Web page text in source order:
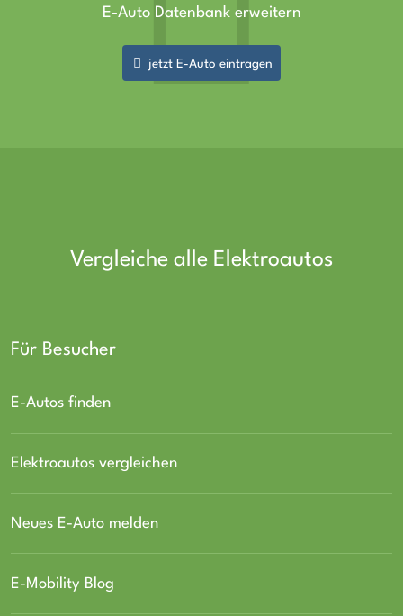
E-Auto Datenbank erweitern
jetzt E-Auto eintragen
Vergleiche alle Elektroautos
Für Besucher
E-Autos finden
Elektroautos vergleichen
Neues E-Auto melden
E-Mobility Blog